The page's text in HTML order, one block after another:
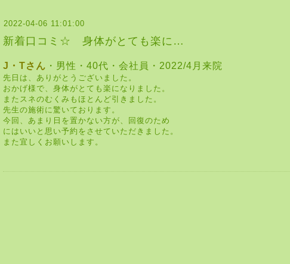
2022-04-06 11:01:00
新着口コミ☆ 身体がとても楽に…
J・Tさん ・男性・40代・会社員・2022/4月来院
先日は、ありがとうございました。
おかげ様で、身体がとても楽になりました。
またスネのむくみもほとんど引きました。
先生の施術に驚いております。
今回、あまり日を置かない方が、回復のため
にはいいと思い予約をさせていただきました。
また宜しくお願いします。